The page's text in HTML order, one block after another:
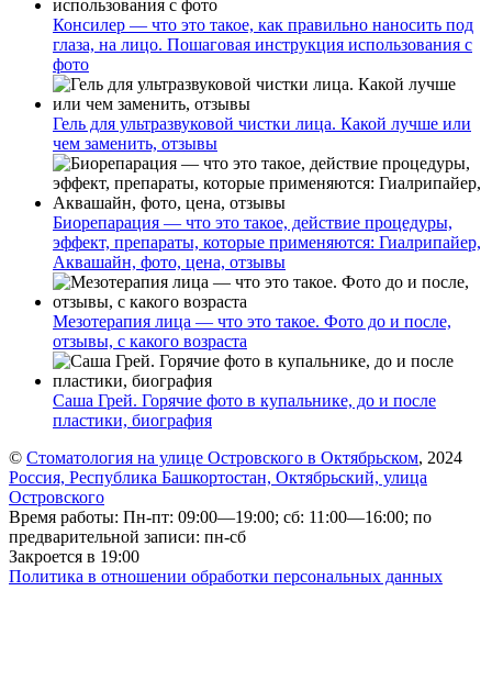
Консилер — что это такое, как правильно наносить под
глаза, на лицо. Пошаговая инструкция использования с
фото
Гель для ультразвуковой чистки лица. Какой лучше или
чем заменить, отзывы
Биорепарация — что это такое, действие процедуры,
эффект, препараты, которые применяются: Гиалрипайер,
Аквашайн, фото, цена, отзывы
Мезотерапия лица — что это такое. Фото до и после,
отзывы, с какого возраста
Саша Грей. Горячие фото в купальнике, до и после
пластики, биография
© Стоматология на улице Островского в Октябрьском, 2024
Россия, Республика Башкортостан, Октябрьский, улица
Островского
Время работы: Пн-пт: 09:00—19:00; сб: 11:00—16:00; по
предварительной записи: пн-сб
Закроется в 19:00
Политика в отношении обработки персональных данных